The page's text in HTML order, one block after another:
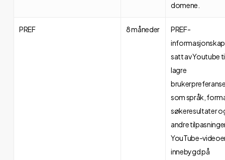
domene.
PREF 8 måneder
PREF-
satt av Youtube
lagre
som språk,
søkeresultater
andre
YouTube-
innebygd på